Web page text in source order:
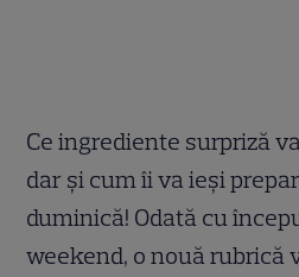
Ce ingrediente surpriză
dar și cum îi va ieși
duminică! Odată cu
weekend, o nouă rubrică